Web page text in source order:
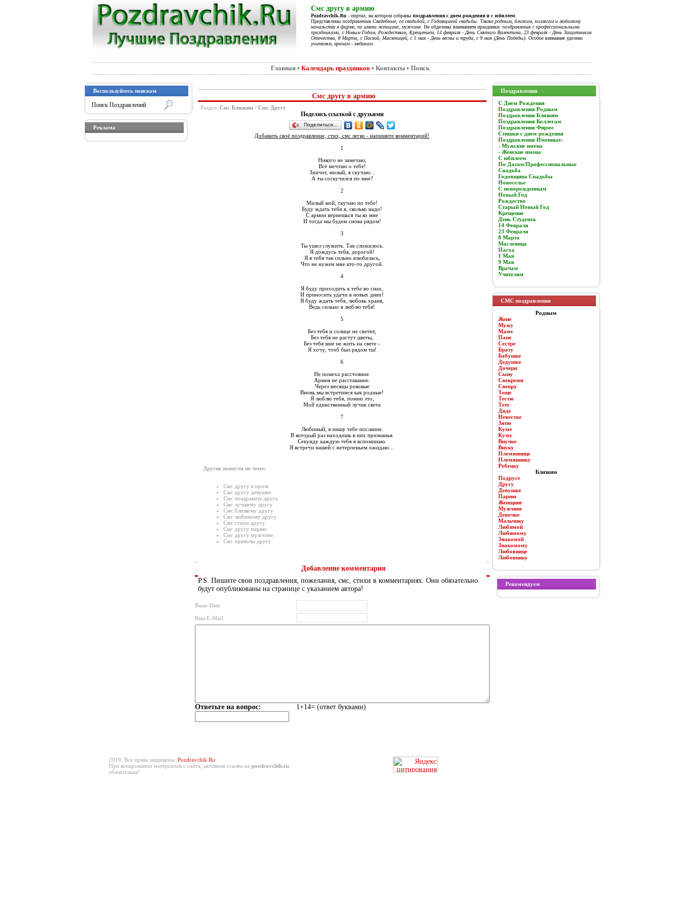
Смс другу в армию
Pozdravchik.Ru - портал, на котором собраны поздравления с днем рождения и с юбилеем
Представлены поздравления Свадебные, со свадьбой, с Годовщиной свадьбы . Также родным, близким, коллегам и любимому
начальству в фирме, по имени женщине, мужчине. Не обделены вниманием праздники: поздравления с профессиональными
праздниками, с Новым Годом, Рождеством, Крещением, 14 февраля - День Святого Валентина, 23 февраля - День Защитников
Отечества, 8 Марта, с Пасхой, Масленицей, с 1 мая - День весны и труда, с 9 мая (День Победы). Особое внимание уделено
учителям, врачам - медикам
Главная • Календарь праздников • Контакты • Поиск
Воспользуйтесь поиском
Реклама
Смс другу в армию
Раздел: Смс Близким / Смс Другу
Поделись ссылкой с друзьями
Поделиться…
Добавить своё поздравление, стих, смс легко - напишите комментарий!
1
Никого не замечаю,
Всё мечтаю о тебе!
Значит, милый, я скучаю...
А ты соскучился по мне?
2
Милый мой, скучаю по тебе!
Буду ждать тебя я, сколько надо!
С армии вернешься ты ко мне
И тогда мы будем снова рядом!
3
Ты ушел служить. Так сложилось.
Я дождусь тебя, дорогой!
Я в тебя так сильно влюбилась,
Что не нужен мне кто-то другой.
4
Я буду приходить к тебе во снах,
И приносить удачи в новых днях!
Я буду ждать тебя, любовь храня,
Ведь сильно я люблю тебя!
5
Без тебя и солнце не светит,
Без тебя не растут цветы,
Без тебя мне не жить на свете -
Я хочу, чтоб был рядом ты!
6
Не помеха расстояние.
Армия не расставание.
Через месяцы роковые
Вновь мы встретимся как родные!
Я люблю тебя, помни это,
Мой единственный лучик света
7
Любимый, я пишу тебе послание.
В который раз находишь в них признанья.
Секунду каждую тебя я вспоминаю.
Я встречи нашей с нетерпеньем ожидаю…
Другие новости по теме:
Смс другу в прозе
Смс другу девушке
Смс поздравить друга
Смс лучшему другу
Смс близкому другу
Смс любимому другу
Смс стихи другу
Смс другу парню
Смс другу мужчине
Смс приколы другу
Добавление комментария
P.S. Пишите свои поздравления, пожелания, смс, стихи в комментариях. Они обязательно
будут опубликованы на странице с указанием автора!
Ваше Имя:
Ваш E-Mail:
Ответьте на вопрос: 1+14= (ответ буквами)
Поздравления
C Днем Рождения
Поздравления Родным
Поздравления Близким
Поздравления Коллегам
Поздравления Фирме
Стишки с днем рождения
Поздравления Именные:
- Мужские имена
- Женские имена
С юбилеем
По Датам/Профессиональные
Свадьба
Годовщина Свадьбы
Новоселье
С новорожденным
Новый Год
Рождество
Старый Новый Год
Крещение
День Студента
14 Февраля
23 Февраля
8 Марта
Масленица
Пасха
1 Мая
9 Мая
Врачам
Учителям
СМС поздравления
Родным
Жене
Мужу
Маме
Папе
Сестре
Брату
Бабушке
Дедушке
Дочери
Сыну
Свекрови
Свекру
Теще
Тестю
Тете
Дяде
Невестке
Зятю
Куме
Куму
Внучке
Внуку
Племяннице
Племяннику
Ребенку
Близким
Подруге
Другу
Девушке
Парню
Женщине
Мужчине
Девочке
Мальчику
Любимой
Любимому
Знакомой
Знакомому
Любовнице
Любовнику
Рекомендуем
2019. Все права защищены. Pozdravchik.Ru
При копировании материалов с сайта, активная ссылка на pozdravchik.ru
обязательна!